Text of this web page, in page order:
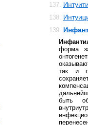
137.
138.
139.
форма
так и
быть